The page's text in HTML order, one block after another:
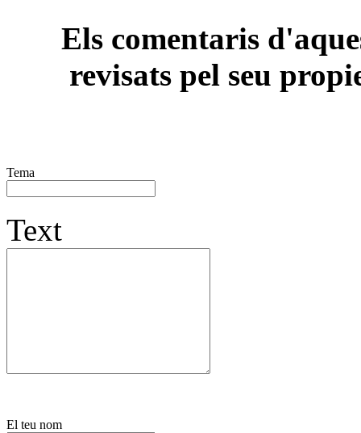
Els comentaris
revisats pel seu
Tema
Text
El teu nom